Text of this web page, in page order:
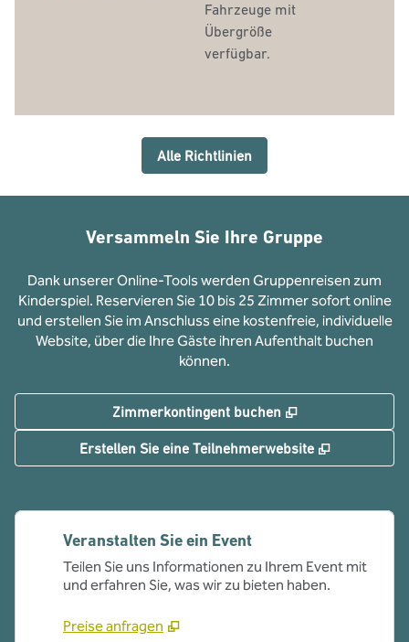
Fahrzeuge mit
Übergröße
verfügbar.
Alle Richtlinien
Versammeln Sie Ihre Gruppe
Dank unserer Online-Tools werden Gruppenreisen zum
Kinderspiel. Reservieren Sie 10 bis 25 Zimmer sofort online
und erstellen Sie im Anschluss eine kostenfreie, individuelle
Website, über die Ihre Gäste ihren Aufenthalt buchen
können.
Zimmerkontingent buchen ,
Erstellen Sie eine Teilnehmerwebsite ,
Veranstalten Sie ein Event
Teilen Sie uns Informationen zu Ihrem Event mit
und erfahren Sie, was wir zu bieten haben.
Preise anfragen